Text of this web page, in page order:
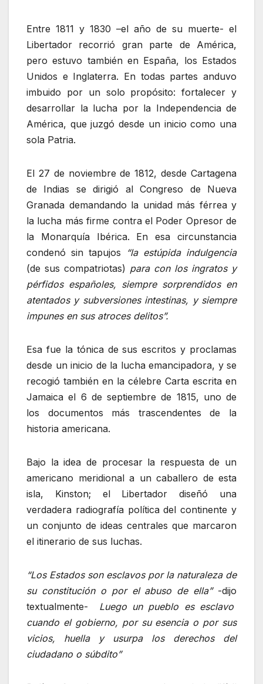
Entre 1811 y 1830 –el año de su muerte- el
Libertador recorrió gran parte de América,
pero estuvo también en España, los Estados
Unidos e Inglaterra. En todas partes anduvo
imbuido por un solo propósito: fortalecer y
desarrollar la lucha por la Independencia de
América, que juzgó desde un inicio como una
sola Patria.
El 27 de noviembre de 1812, desde Cartagena
de Indias se dirigió al Congreso de Nueva
Granada demandando la unidad más férrea y
la lucha más firme contra el Poder Opresor de
la Monarquía Ibérica. En esa circunstancia
condenó sin tapujos
“la estúpida indulgencia
(de sus compatriotas) para con los ingratos y
pérfidos españoles, siempre sorprendidos en
atentados y subversiones intestinas, y siempre
impunes en sus atroces delitos”.
Esa fue la tónica de sus escritos y proclamas
desde un inicio de la lucha emancipadora, y se
recogió también en la célebre Carta escrita en
Jamaica el 6 de septiembre de 1815, uno de
los documentos más trascendentes de la
historia americana.
Bajo la idea de procesar la respuesta de un
americano meridional a un caballero de esta
isla, Kinston; el Libertador diseñó una
verdadera radiografía política del continente y
un conjunto de ideas centrales que marcaron
el itinerario de sus luchas.
“Los Estados son esclavos por la naturaleza de
su constitución o por el abuso de ella”-dijo
textualmente- Luego un pueblo es esclavo
cuando el gobierno, por su esencia o por sus
vicios, huella y usurpa los derechos del
ciudadano o súbdito”